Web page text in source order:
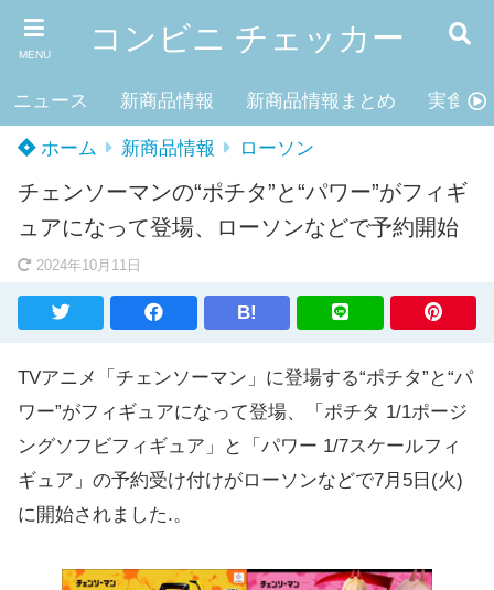
MENU コンビニ チェッカー
ニュース 新商品情報 新商品情報まとめ 実食レ
ホーム 新商品情報 ローソン
チェンソーマンの“ポチタ”と“パワー”がフィギ
ュアになって登場、ローソンなどで予約開始
2024年10月11日
B!
TVアニメ「チェンソーマン」に登場する“ポチタ”と“パ
ワー”がフィギュアになって登場、「ポチタ 1/1ポージ
ングソフビフィギュア」と「パワー 1/7スケールフィ
ギュア」の予約受け付けがローソンなどで7月5日(火)
に開始されました.。